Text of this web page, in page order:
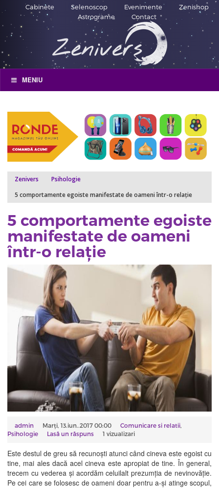
Cabinete Selenoscop Evenimente
Zenishop
Astrograme
Contact
MENIU
Zenivers
Psihologie
5 comportamente egoiste manifestate de oameni într-o relație
5 comportamente egoiste
manifestate de oameni
într-o relație
admin Marți, 13.iun..2017 00:00 Comunicare si relatii
Psihologie
Lasă un răspuns 1 vizualizari
Este destul de greu să recunoști atunci când cineva este egoist cu
tine, mai ales dacă acel cineva este apropiat de tine. În general,
trecem cu vederea și acordăm celuilalt prezumția de nevinovăție.
Pe cei care se folosesc de oameni doar pentru a-și atinge scopul,